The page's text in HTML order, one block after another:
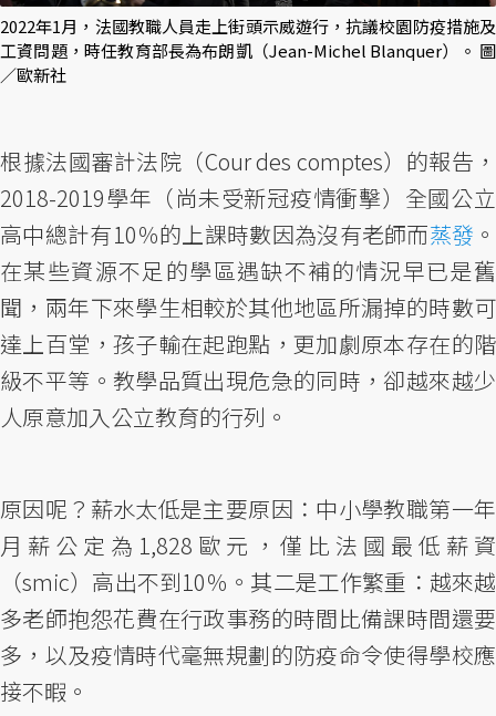
2022年1月，法國教職人員走上街頭示威遊行，抗議校園防疫措施及
工資問題，時任教育部長為布朗凱（Jean-Michel Blanquer）。 圖
／歐新社
根據法國審計法院（Cour des comptes）的報告，
2018-2019學年（尚未受新冠疫情衝擊）全國公立
高中總計有10％的上課時數因為沒有老師而蒸發 。
在某些資源不足的學區遇缺不補的情況早已是舊
聞，兩年下來學生相較於其他地區所漏掉的時數可
達上百堂，孩子輸在起跑點，更加劇原本存在的階
級不平等。教學品質出現危急的同時，卻越來越少
人原意加入公立教育的行列。
原因呢？薪水太低是主要原因：中小學教職第一年
月薪公定為1,828歐元，僅比法國最低薪資
（smic）高出不到10％。其二是工作繁重：越來越
多老師抱怨花費在行政事務的時間比備課時間還要
多，以及疫情時代毫無規劃的防疫命令使得學校應
接不暇。